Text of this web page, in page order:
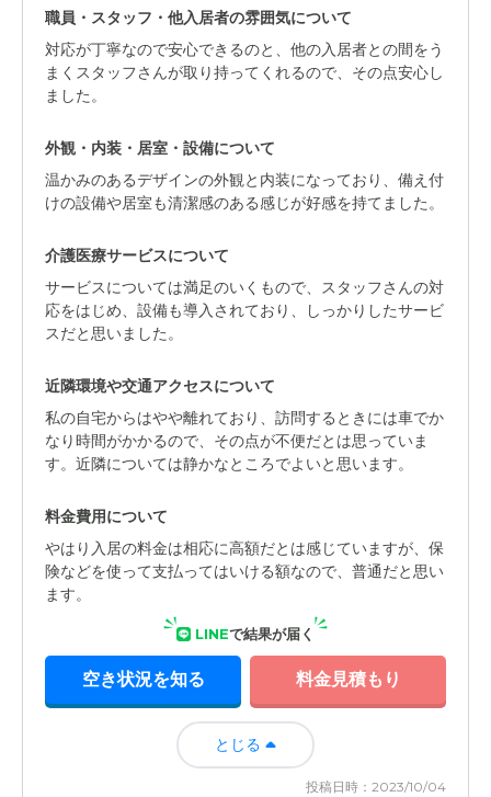
職員・スタッフ・他入居者の雰囲気について
対応が丁寧なので安心できるのと、他の入居者との間をう
まくスタッフさんが取り持ってくれるので、その点安心し
ました。
外観・内装・居室・設備について
温かみのあるデザインの外観と内装になっており、備え付
けの設備や居室も清潔感のある感じが好感を持てました。
介護医療サービスについて
サービスについては満足のいくもので、スタッフさんの対
応をはじめ、設備も導入されており、しっかりしたサービ
スだと思いました。
近隣環境や交通アクセスについて
私の自宅からはやや離れており、訪問するときには車でか
なり時間がかかるので、その点が不便だとは思っていま
す。近隣については静かなところでよいと思います。
料金費用について
やはり入居の料金は相応に高額だとは感じていますが、保
険などを使って支払ってはいける額なので、普通だと思い
ます。
LINEで結果が届く
空き状況を知る 料金見積もり
とじる
投稿日時：2023/10/04